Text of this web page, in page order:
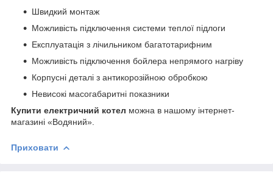
Швидкий монтаж
Можливість підключення системи теплої підлоги
Експлуатація з лічильником багатотарифним
Можливість підключення бойлера непрямого нагріву
Корпусні деталі з антикорозійною обробкою
Невисокі масогабаритні показники
Купити електричний котел можна в нашому інтернет-
магазині «Водяний».
Приховати